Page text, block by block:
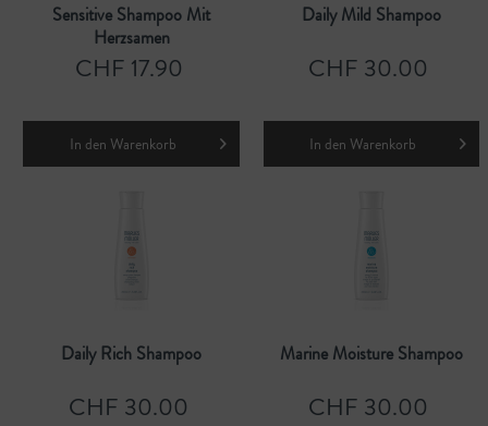
Sensitive Shampoo Mit
Herzsamen
CHF 17.90
In den Warenkorb
Daily Mild Shampoo
CHF 30.00
In den Warenkorb
Daily Rich Shampoo
CHF 30.00
Marine Moisture Shampoo
CHF 30.00